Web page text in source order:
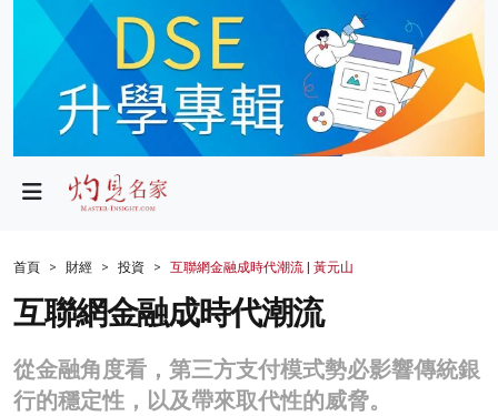
政局
財經
生活
商業
首頁 財經 投資 互聯網金融成時代潮流 | 黃元山
互聯網金融成時代潮流
從金融角度看，第三方支付模式勢必影響傳統銀
行的穩定性，以及帶來取代性的威脅。